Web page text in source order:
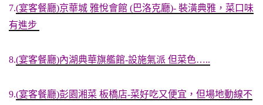
7.(宴客餐廳)京華城 雅悅會館 (巴洛克廳)- 裝潢典雅，菜口味
有進步
8.(宴客餐廳)內湖典華旗艦館-設施氣派 但菜色…..
9.(宴客餐廳)彭園湘菜 板橋店-菜好吃又便宜，但場地動線不